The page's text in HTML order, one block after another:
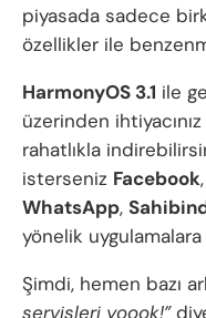
piyasada sadece
özellikler ile
HarmonyOS 3.1 ile
üzerinden
rahatlıkla
isterseniz Facebook,
WhatsApp,
yönelik
Şimdi, hemen bazı
servisleri yoook!”